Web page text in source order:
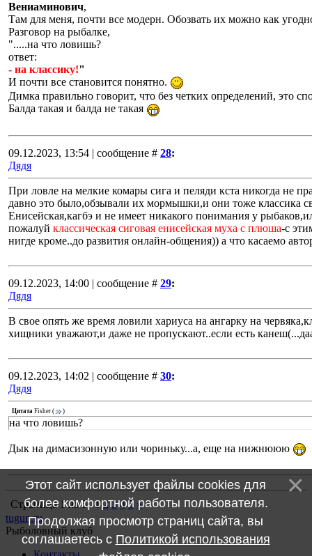
Вениаминович,
Там для меня, почти все модерн. Обозвать их можно как
Разговор на рыбалке,
".....на что ловишь?
ответ:
- на классику!"
И почти все становится понятно.
Димка правильно говорит, что без четких определений, это
Балда такая и балда не такая
09.12.2023, 13:54 | сообщение # 28:
Дядя
При ловле на мелкие комары сига и пеляди кста никогда не
давно это было,обзывали их мормышки,и они тоже классика
Енисейская,кагбэ и не имеет никакого понимания у
пожалуй классическая сиговая енисейская муха с плюша-с
нигде кроме..до развития онлайн-общения)) а что касаемо
09.12.2023, 14:00 | сообщение # 29:
Дядя
В свое опять же время ловили хариуса на ангарку на
хищники уважают,и даже не пропускают..если есть
09.12.2023, 14:02 | сообщение # 30:
Дядя
Цитата Fisher ( )
на что ловишь?
Дык на димасизонную или чориньку...а, еще на нижнююю
Страница1из5 1 2 3 4 5 »
tugun.ru
Рыболовный клуб
Этот сайт использует файлы cookies для
более комфортной работы пользователя.
Продолжая просмотр страниц сайта, вы
соглашаетесь с Политикой использования